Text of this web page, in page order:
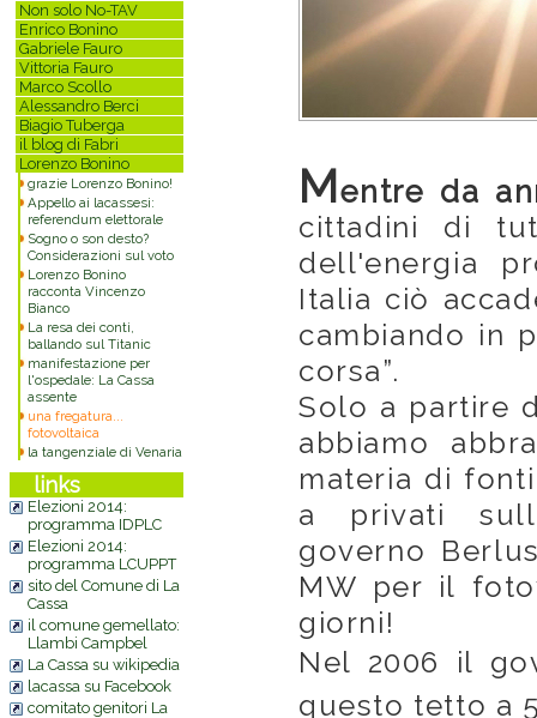
Non solo No-TAV
Enrico Bonino
Gabriele Fauro
Vittoria Fauro
Marco Scollo
Alessandro Berci
Biagio Tuberga
il blog di Fabri
Lorenzo Bonino
grazie Lorenzo Bonino!
Appello ai lacassesi:
referendum elettorale
Sogno o son desto?
Considerazioni sul voto
Lorenzo Bonino
racconta Vincenzo
Bianco
La resa dei conti,
ballando sul Titanic
manifestazione per
l'ospedale: La Cassa
assente
una fregatura...
fotovoltaica
la tangenziale di Venaria
links
Elezioni 2014:
programma IDPLC
Elezioni 2014:
programma LCUPPT
sito del Comune di La
Cassa
il comune gemellato:
Llambi Campbel
La Cassa su wikipedia
lacassa su Facebook
comitato genitori La
Mentre da
cittadini di
dell'energia
Italia ciò
cambiando in
corsa”.
Solo a partire
abbiamo
materia di
a privati
governo
MW per il
giorni!
Nel 2006 il
questo tetto a